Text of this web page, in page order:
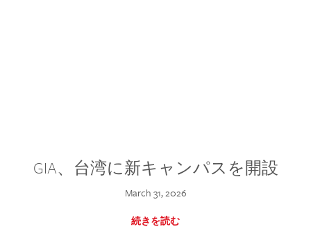
GIA、台湾に新キャンパスを開設
March 31, 2026
続きを読む